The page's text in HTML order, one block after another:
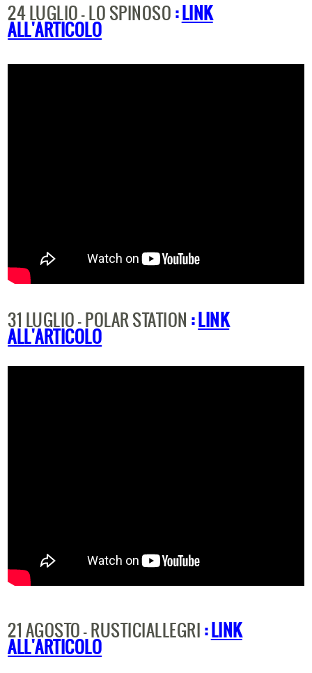
24 LUGLIO - LO SPINOSO :LINK
ALL'ARTICOLO
31 LUGLIO - POLAR STATION :LINK
ALL'ARTICOLO
21 AGOSTO - RUSTICIALLEGRI :LINK
ALL'ARTICOLO